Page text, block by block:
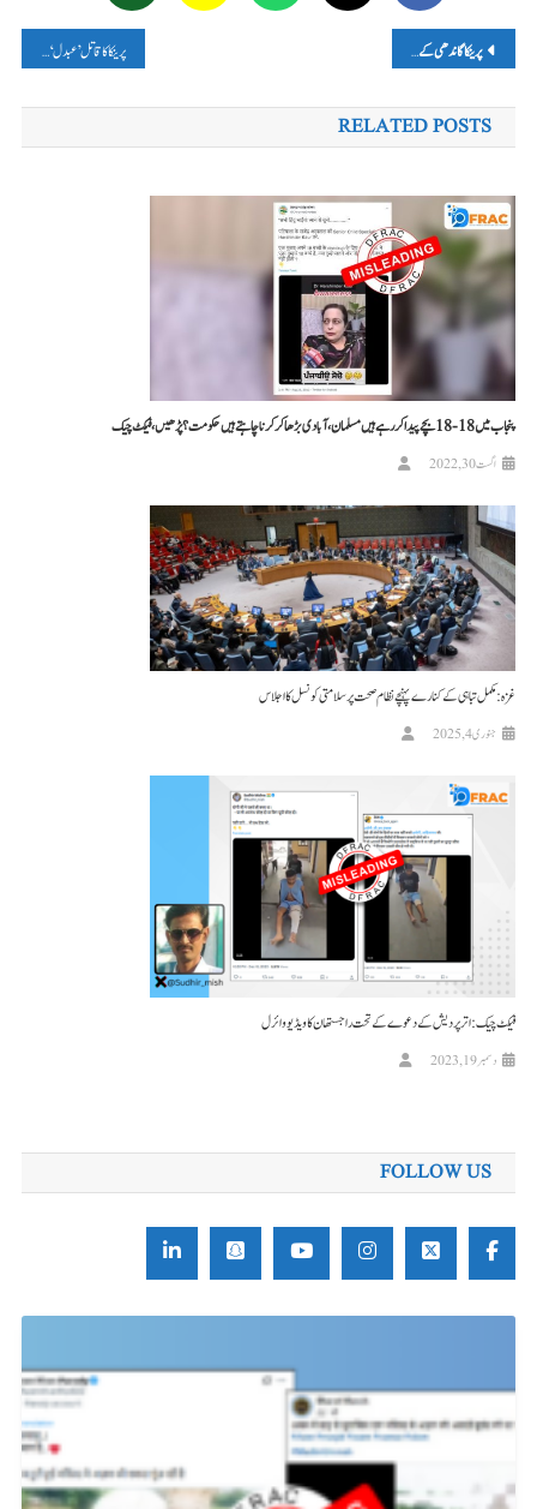
پوسٹوں
کی
نیویگیشن
پرینکا گاندھی کے بارے میں جھوٹا دعویٰ سوشل میڈیا پر وائرل، پڑھیں پرینکا کا قاتل ’عبدل‘ نہیں، راہل ہے، پڑھیں، فیکٹ-چیک
RELATED POSTS
پنجاب میں 18-18 بچے پیدا کر رہے ہیں مسلمان، آبادی بڑھا کر کرنا چاہتے ہیں حکومت؟ پڑھیں، فیکٹ چیک
اگست 30, 2022
غزہ: مکمل تباہی کے کنارے پہنچے نظام صحت پر سلامتی کونسل کا اجلاس
جنوری 4, 2025
فیکٹ چیک: اترپردیش کے دعوے کے تحت راجستھان کا ویڈیو وائرل
دسمبر 19, 2023
FOLLOW US